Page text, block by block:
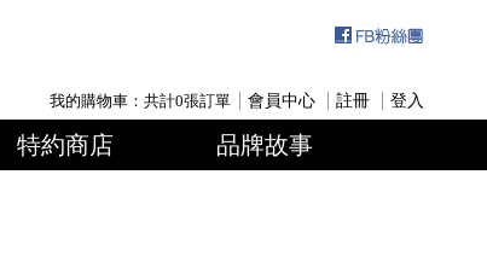
我的購物車：共計0張訂單 會員中心 註冊 登入
特約商店 品牌故事